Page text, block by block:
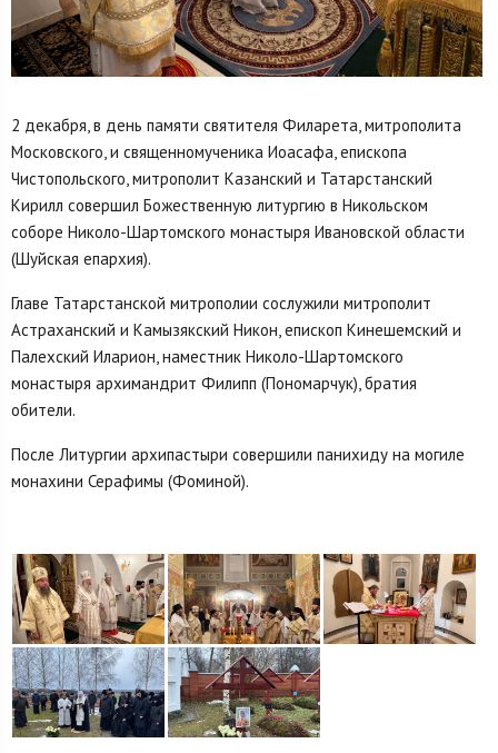
2 декабря, в день памяти святителя Филарета, митрополита
Московского, и священномученика Иоасафа, епископа
Чистопольского, митрополит Казанский и Татарстанский
Кирилл совершил Божественную литургию в Никольском
соборе Николо-Шартомского монастыря Ивановской области
(Шуйская епархия).
Главе Татарстанской митрополии сослужили митрополит
Астраханский и Камызякский Никон, епископ Кинешемский и
Палехский Иларион, наместник Николо-Шартомского
монастыря архимандрит Филипп (Пономарчук), братия
обители.
После Литургии архипастыри совершили панихиду на могиле
монахини Серафимы (Фоминой).